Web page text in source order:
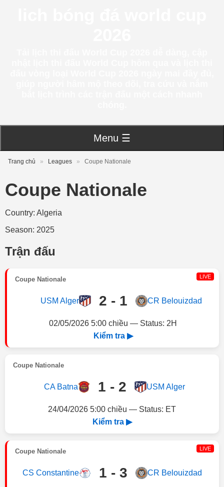
Menu ☰
Trang chủ » Leagues » Coupe Nationale
Coupe Nationale
Country: Algeria
Season: 2025
Trận đấu
Coupe Nationale LIVE
USM Alger 2 - 1 CR Belouizdad
02/05/2026 5:00 chiều — Status: 2H
Kiểm tra ▶
Coupe Nationale
CA Batna 1 - 2 USM Alger
24/04/2026 5:00 chiều — Status: ET
Kiểm tra ▶
Coupe Nationale LIVE
CS Constantine 1 - 3 CR Belouizdad